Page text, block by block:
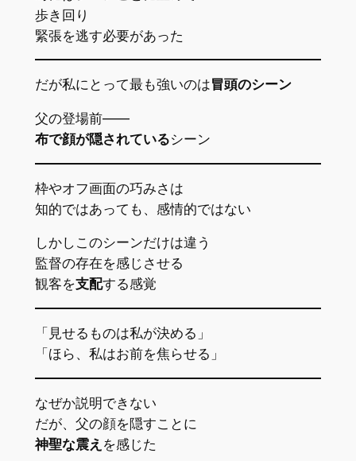
歩き回り
緊張を逃す必要があった
だが私にとって最も強いのは冒頭のシーン
父の登場前――
布で顔が隠されているシーン
枠やオフ画面の巧みさは
知的ではあっても、感情的ではない
しかしこのシーンだけは違う
監督の存在を感じさせる
観客を支配する感覚
「見せるものは私が決める」
「ほら、私はお前を焦らせる」
なぜか説明できない
だが、父の顔を隠すことに
神聖な震え を感じた